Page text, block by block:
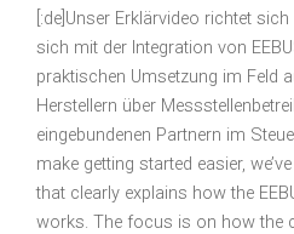
[:de]Unser Erklärvideo richtet
sich mit der Integration von
praktischen Umsetzung im Feld
Herstellern über
eingebundenen Partnern im
make getting started easier,
that clearly explains how the
works. The focus is on how the